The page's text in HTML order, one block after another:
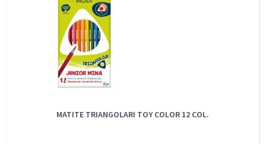
MATITE TRIANGOLARI TOY COLOR 12 COL.